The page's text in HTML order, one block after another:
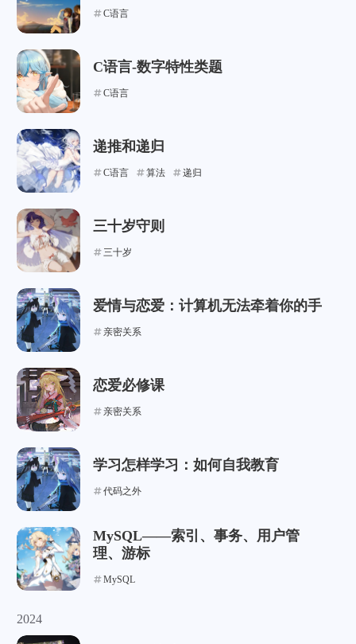
C语言
C语言-数字特性类题
C语言
递推和递归
C语言 算法 递归
三十岁守则
三十岁
爱情与恋爱：计算机无法牵着你的手
亲密关系
恋爱必修课
亲密关系
学习怎样学习：如何自我教育
代码之外
MySQL——索引、事务、用户管
理、游标
MySQL
2024